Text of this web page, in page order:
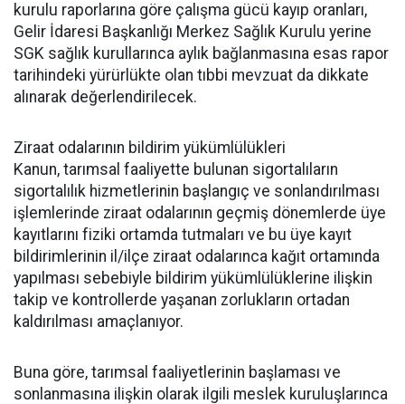
kurulu raporlarına göre çalışma gücü kayıp oranları,
Gelir İdaresi Başkanlığı Merkez Sağlık Kurulu yerine
SGK sağlık kurullarınca aylık bağlanmasına esas rapor
tarihindeki yürürlükte olan tıbbi mevzuat da dikkate
alınarak değerlendirilecek.
Ziraat odalarının bildirim yükümlülükleri
Kanun, tarımsal faaliyette bulunan sigortalıların
sigortalılık hizmetlerinin başlangıç ve sonlandırılması
işlemlerinde ziraat odalarının geçmiş dönemlerde üye
kayıtlarını fiziki ortamda tutmaları ve bu üye kayıt
bildirimlerinin il/ilçe ziraat odalarınca kağıt ortamında
yapılması sebebiyle bildirim yükümlülüklerine ilişkin
takip ve kontrollerde yaşanan zorlukların ortadan
kaldırılması amaçlanıyor.
Buna göre, tarımsal faaliyetlerinin başlaması ve
sonlanmasına ilişkin olarak ilgili meslek kuruluşlarınca